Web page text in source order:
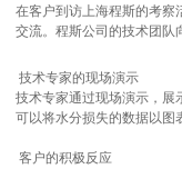
在客户到访上海程斯的考察
交流。程斯公司的技术团队
技术专家的现场演示
技术专家通过现场演示，展
可以将水分损失的数据以图
客户的积极反应